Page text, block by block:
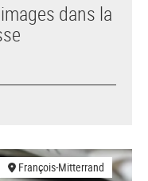
dans la
François-Mitterrand